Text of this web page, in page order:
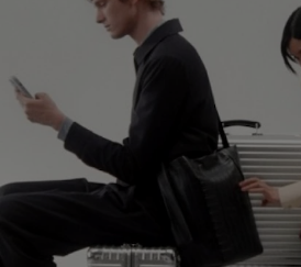
ESTÁ
PAUSADO,
PULSE
PARA
PAUSARLO.
VÍDEO
ESTÁ
PULSE
PARA
ACTIVARLO.
SIGA DESCUBRIENDO
VER TODOS LOS